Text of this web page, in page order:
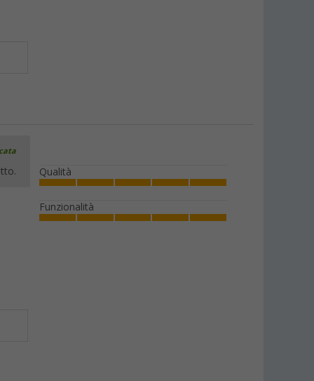
Qualità
Funzionalità